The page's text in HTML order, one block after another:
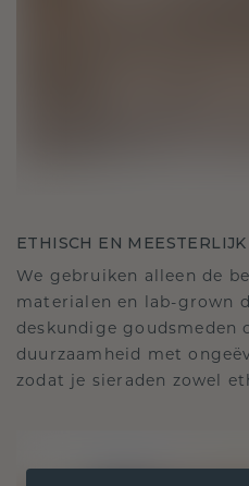
ETHISCH EN
We gebruiken alleen de
materialen en lab-grown
deskundige goudsmeden
duurzaamheid met
zodat je sieraden zowel